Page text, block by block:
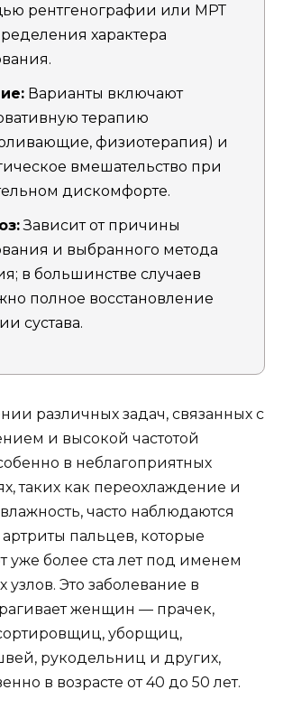
рентгенографии или МРТ
характера
Варианты включают
терапию
физиотерапия) и
вмешательство при
дискомфорте.
Зависит от причины
и выбранного метода
в большинстве случаев
полное восстановление
сустава.
различных задач, связанных с
и высокой частотой
в неблагоприятных
таких как переохлаждение и
часто наблюдаются
пальцев, которые
уже более ста лет под именем
узлов. Это заболевание в
женщин — прачек,
уборщиц,
рукодельниц и других,
в возрасте от 40 до 50 лет.